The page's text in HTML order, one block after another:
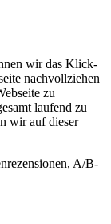
wir das Klick-
nachvollziehen
zu
laufend zu
wir auf dieser
A/B-